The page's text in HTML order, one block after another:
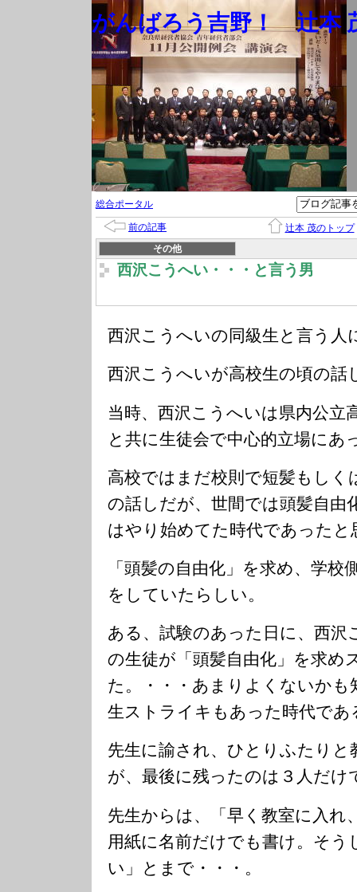
がんばろう吉野！ 辻本
総合ポータル
前の記事
辻本 茂のトップ
その他
西沢こうへい・・・と言う男
西沢こうへいの同級生と言う人
西沢こうへいが高校生の頃の話
当時、西沢こうへいは県内公立
と共に生徒会で中心的立場にあ
高校ではまだ校則で短髪もしく
の話しだが、世間では頭髪自由
はやり始めてた時代であったと
「頭髪の自由化」を求め、学校
をしていたらしい。
ある、試験のあった日に、西沢
の生徒が「頭髪自由化」を求め
た。・・・あまりよくないかも
生ストライキもあった時代であ
先生に諭され、ひとりふたりと
が、最後に残ったのは３人だけ
先生からは、「早く教室に入れ
用紙に名前だけでも書け。そう
い」とまで・・・。